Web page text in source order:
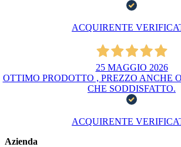
ACQUIRENTE
25 MAGGIO 2026
OTTIMO PRODOTTO , PREZZO ANCHE
CHE SODDISFATTO.
ACQUIRENTE
Azienda